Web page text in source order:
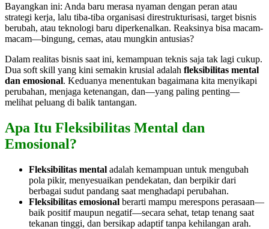
Bayangkan ini: Anda baru merasa nyaman dengan peran atau
strategi kerja, lalu tiba-tiba organisasi direstrukturisasi, target bisnis
berubah, atau teknologi baru diperkenalkan. Reaksinya bisa macam-
macam—bingung, cemas, atau mungkin antusias?
Dalam realitas bisnis saat ini, kemampuan teknis saja tak lagi cukup.
Dua soft skill yang kini semakin krusial adalah fleksibilitas mental
dan emosional. Keduanya menentukan bagaimana kita menyikapi
perubahan, menjaga ketenangan, dan—yang paling penting—
melihat peluang di balik tantangan.
Apa Itu Fleksibilitas Mental dan
Emosional?
Fleksibilitas mental adalah kemampuan untuk mengubah
pola pikir, menyesuaikan pendekatan, dan berpikir dari
berbagai sudut pandang saat menghadapi perubahan.
Fleksibilitas emosional berarti mampu merespons perasaan—
baik positif maupun negatif—secara sehat, tetap tenang saat
tekanan tinggi, dan bersikap adaptif tanpa kehilangan arah.